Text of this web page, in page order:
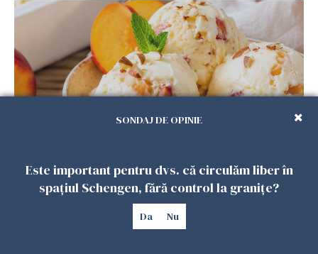
Înghețata de casă cu nectarine care
cucerește vara. Rețeta fără aparat, gata din
câteva ingrediente
SONDAJ DE OPINIE
Este important pentru dvs. că circulăm liber în
spațiul Schengen, fără control la granițe?
Da Nu